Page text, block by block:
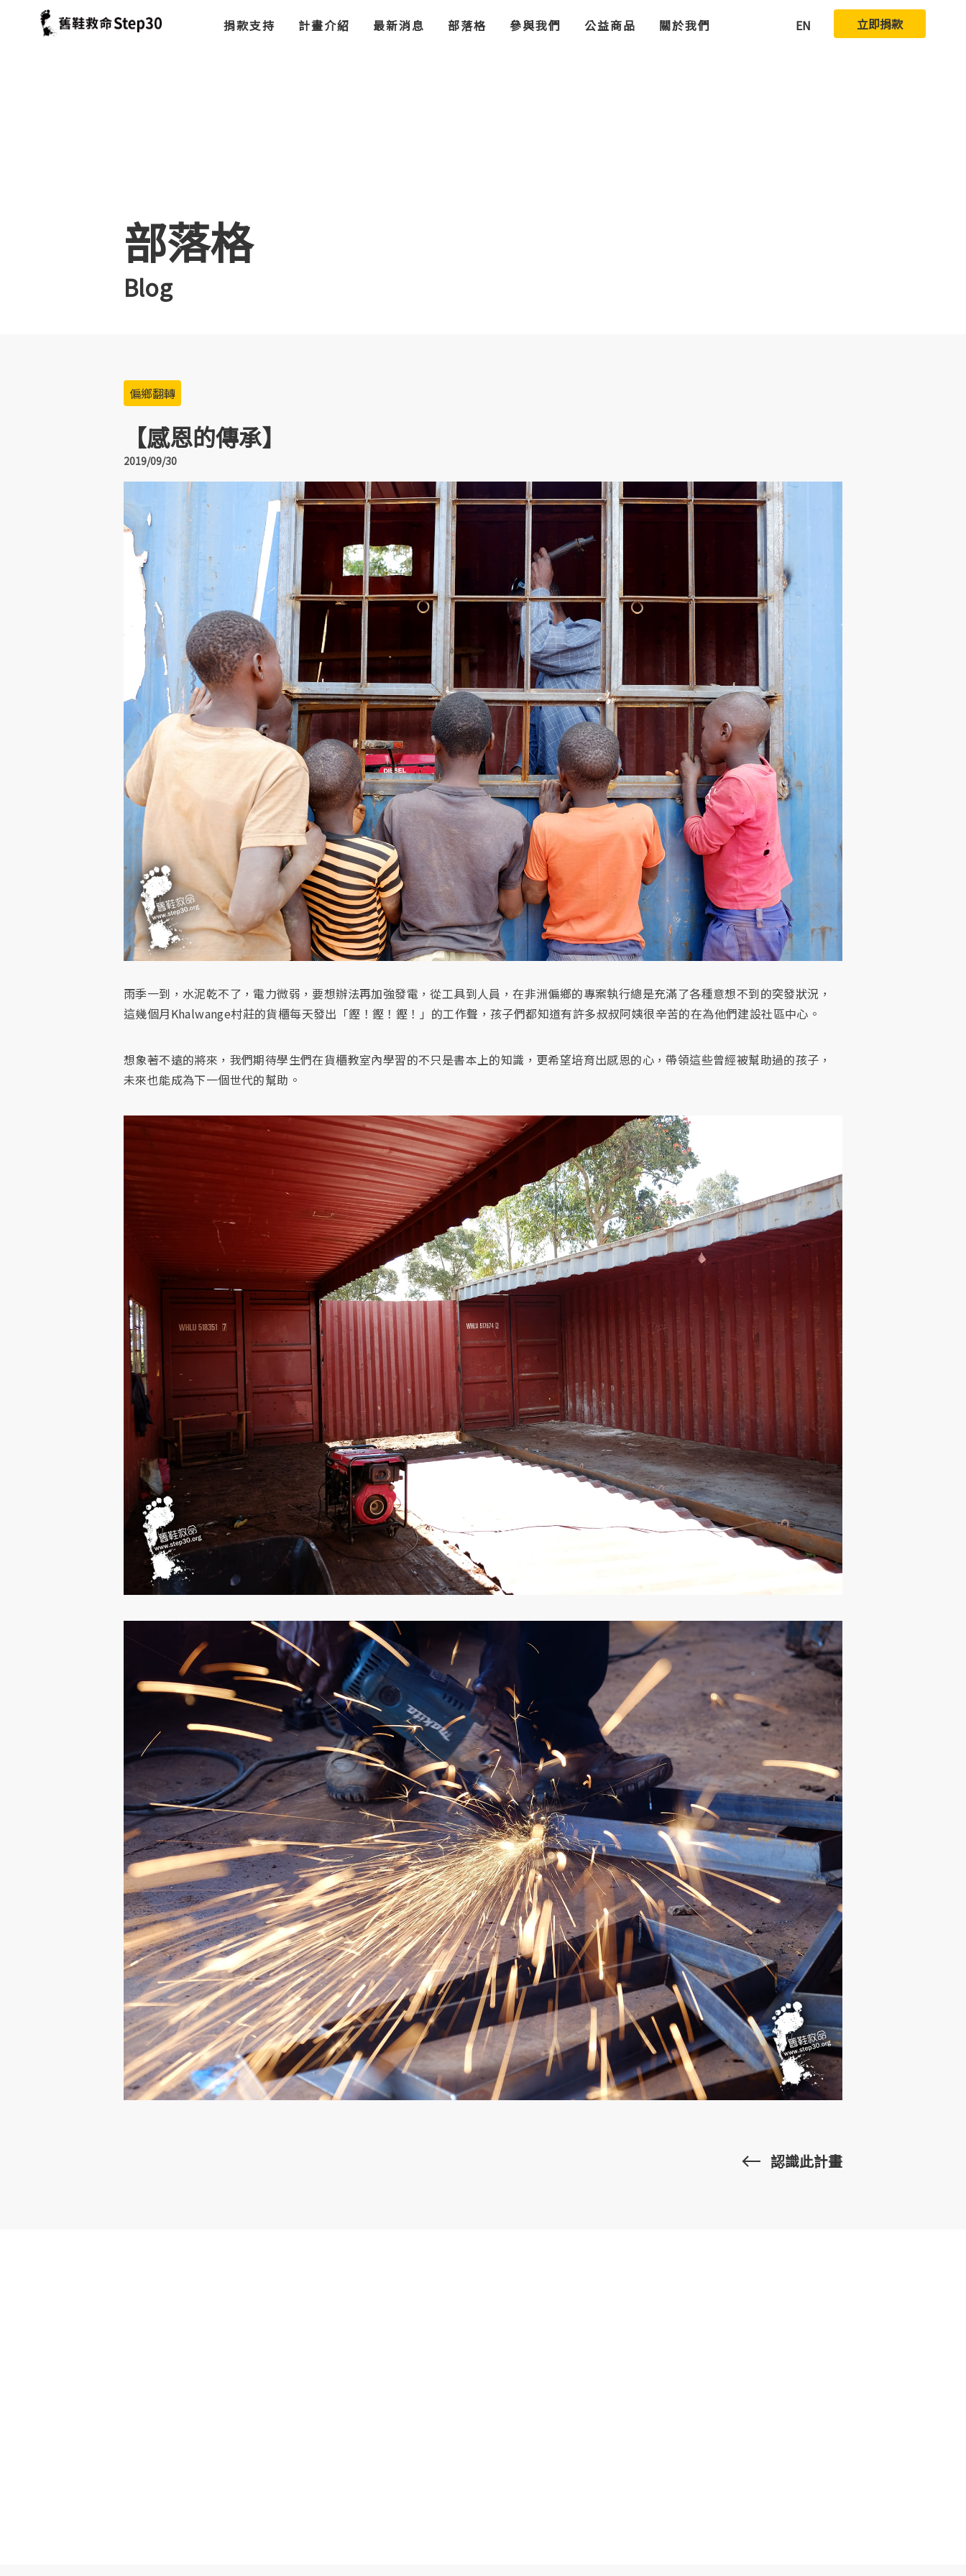
捐款支持
計畫介紹 最新消息 部落格 參與我們 公益商品 關於我們 EN 立即捐款
部落格
Blog
偏鄉翻轉
【感恩的傳承】
2019/09/30
雨季一到，水泥乾不了，電力微弱，要想辦法再加強發電，從工具到人員，在非洲偏鄉的專案執行總是充滿了各種意想不到的突發狀況，
這幾個月Khalwange村莊的貨櫃每天發出「鏗！鏗！鏗！」的工作聲，孩子們都知道有許多叔叔阿姨很辛苦的在為他們建設社區中心。
想象著不遠的將來，我們期待學生們在貨櫃教室內學習的不只是書本上的知識，更希望培育出感恩的心，帶領這些曾經被幫助過的孩子，
未來也能成為下一個世代的幫助。
認識此計畫